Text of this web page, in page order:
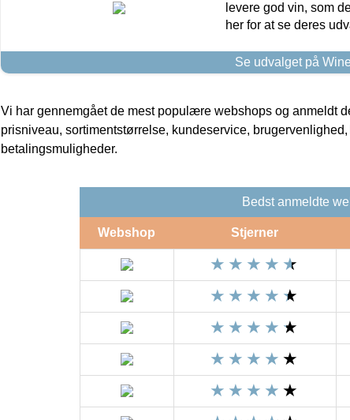
levere god vin, som
her for at se deres
Se udvalget på
Vi har gennemgået de mest populære webshops og anmeldt
prisniveau, sortimentstørrelse, kundeservice,
betalingsmuligheder.
Bedst anmeldte
Webshop Stjerner